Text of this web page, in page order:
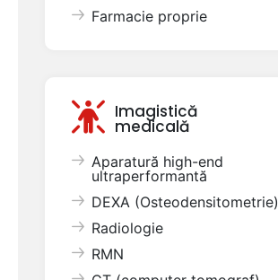
Farmacie proprie
Imagistică
medicală
Aparatură high-end
ultraperformantă
DEXA (Osteodensitometrie)
Radiologie
RMN